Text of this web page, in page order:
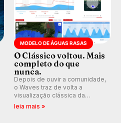
MODELO DE ÁGUAS RASAS
O Clássico voltou. Mais
completo do que
nunca.
Depois de ouvir a comunidade,
o Waves traz de volta a
visualização clássica da
previsão de águas rasas,
leia mais »